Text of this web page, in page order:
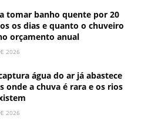
tomar banho quente por 20
os dias e quanto o chuveiro
orçamento anual
2026
água do ar já abastece
onde a chuva é rara e os rios
2026